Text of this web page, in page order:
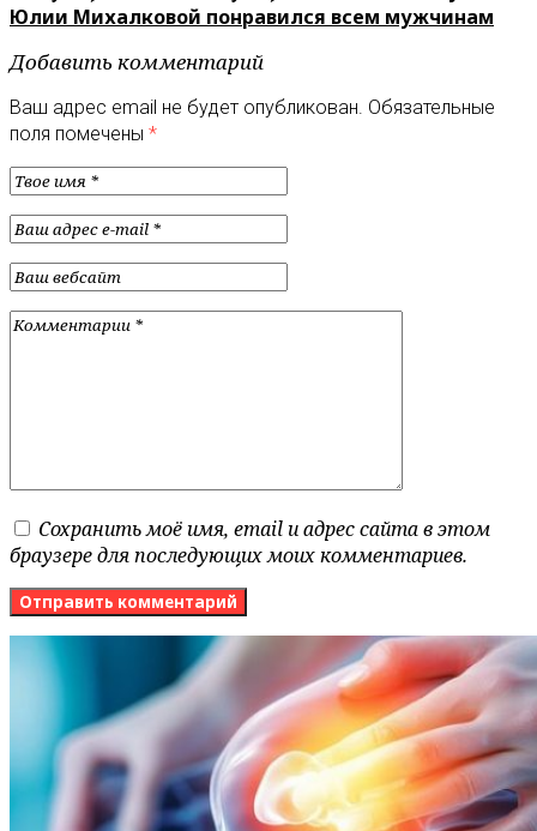
Юлии Михалковой понравился всем мужчинам
Добавить комментарий
Ваш адрес email не будет опубликован. Обязательные
поля помечены *
Сохранить моё имя, email и адрес сайта в этом
браузере для последующих моих комментариев.